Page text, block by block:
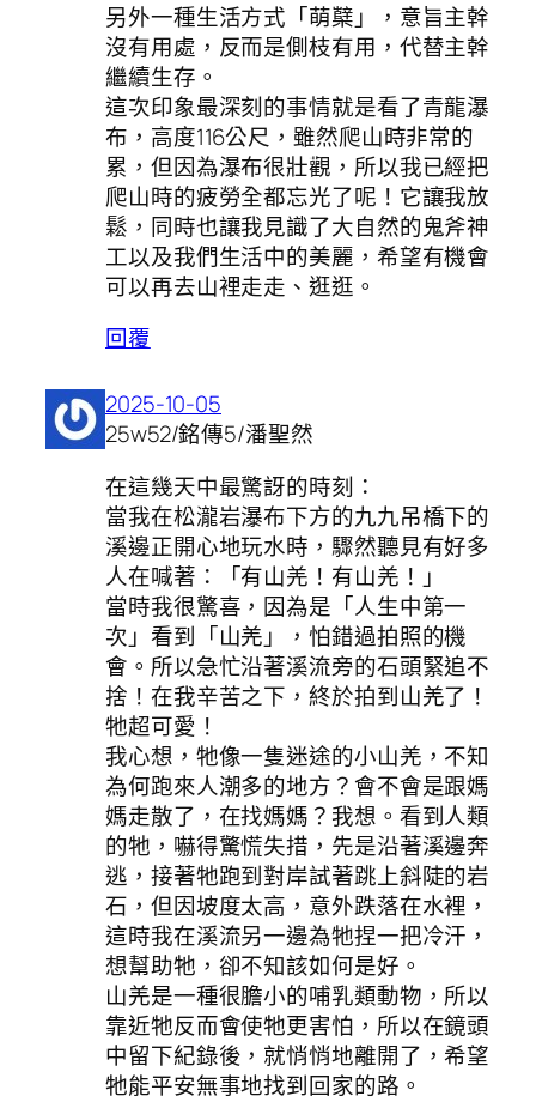
另外一種生活方式「萌櫱」，意旨主幹
沒有用處，反而是側枝有用，代替主幹
繼續生存。
這次印象最深刻的事情就是看了青龍瀑
布，高度116公尺，雖然爬山時非常的
累，但因為瀑布很壯觀，所以我已經把
爬山時的疲勞全都忘光了呢！它讓我放
鬆，同時也讓我見識了大自然的鬼斧神
工以及我們生活中的美麗，希望有機會
可以再去山裡走走、逛逛。
回覆
2025-10-05
25w52/銘傳5/潘聖然
在這幾天中最驚訝的時刻：
當我在松瀧岩瀑布下方的九九吊橋下的
溪邊正開心地玩水時，驟然聽見有好多
人在喊著：「有山羌！有山羌！」
當時我很驚喜，因為是「人生中第一
次」看到「山羌」，怕錯過拍照的機
會。所以急忙沿著溪流旁的石頭緊追不
捨！在我辛苦之下，終於拍到山羌了！
牠超可愛！
我心想，牠像一隻迷途的小山羌，不知
為何跑來人潮多的地方？會不會是跟媽
媽走散了，在找媽媽？我想。看到人類
的牠，嚇得驚慌失措，先是沿著溪邊奔
逃，接著牠跑到對岸試著跳上斜陡的岩
石，但因坡度太高，意外跌落在水裡，
這時我在溪流另一邊為牠捏一把冷汗，
想幫助牠，卻不知該如何是好。
山羌是一種很膽小的哺乳類動物，所以
靠近牠反而會使牠更害怕，所以在鏡頭
中留下紀錄後，就悄悄地離開了，希望
牠能平安無事地找到回家的路。